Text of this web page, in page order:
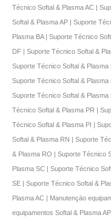
Técnico Softal & Plasma AC |
Softal & Plasma AP | Suporte
Plasma BA | Suporte Técnico
DF | Suporte Técnico Softal &
Suporte Técnico Softal & Plasma
Suporte Técnico Softal & Plasma
Suporte Técnico Softal &
Técnico Softal & Plasma PR |
Técnico Softal & Plasma PI |
Softal & Plasma RN | Suporte
& Plasma RO | Suporte Técnico
Plasma SC | Suporte Técnico
SE | Suporte Técnico Softal &
Plasma AC | Manutençāo
equipamentos Softal & Plasma